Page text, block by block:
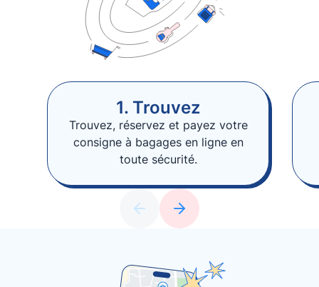
1. Trouvez
Trouvez, réservez et payez votre
consigne à bagages en ligne en
toute sécurité.